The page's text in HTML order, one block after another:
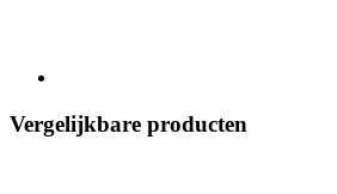
Vergelijkbare producten